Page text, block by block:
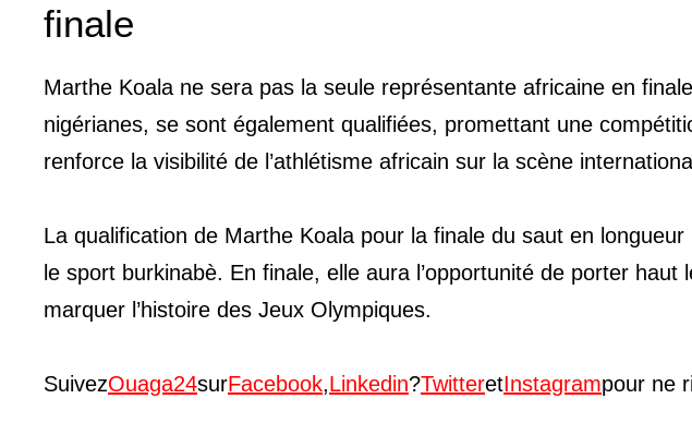
finale
Marthe Koala ne sera pas la seule représentante africaine en
nigérianes, se sont également qualifiées, promettant une
renforce la visibilité de l’athlétisme africain sur la scène
La qualification de Marthe Koala pour la finale du saut en
le sport burkinabè. En finale, elle aura l’opportunité de porter
marquer l’histoire des Jeux Olympiques.
SuivezOuaga24surFacebook,Linkedin?TwitteretInstagrampour ne